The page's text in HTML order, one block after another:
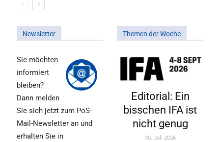
Newsletter
Sie möchten
informiert
bleiben?
Dann melden
Sie sich jetzt zum PoS-
Mail-Newsletter an und
erhalten Sie in
Themen der Woche
Editorial: Ein
bisschen IFA ist
nicht genug
30. Juli 2026